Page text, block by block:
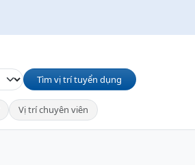
Tìm vị trí tuyển dụng
Vị trí chuyên viên